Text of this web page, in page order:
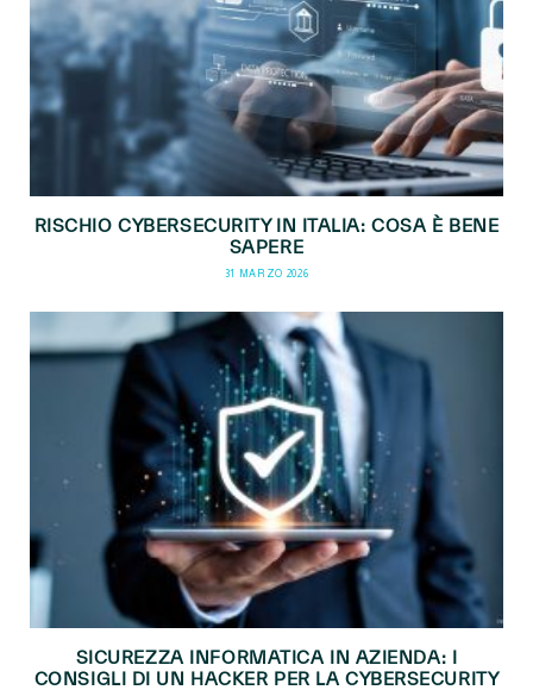
RISCHIO CYBERSECURITY IN ITALIA: COSA È BENE
SAPERE
31 MARZO 2026
SICUREZZA INFORMATICA IN AZIENDA: I
CONSIGLI DI UN HACKER PER LA CYBERSECURITY